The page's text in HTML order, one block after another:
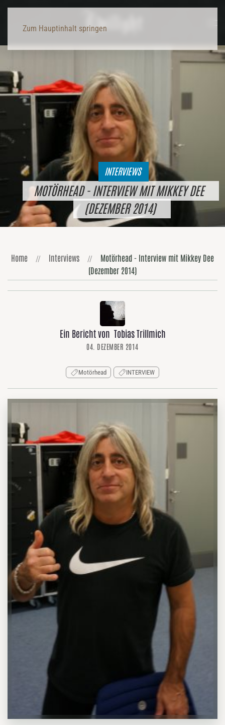
Zum Hauptinhalt springen
INTERVIEWS
MOTÖRHEAD - INTERVIEW MIT MIKKEY DEE
(DEZEMBER 2014)
Home Interviews
Motörhead - Interview mit Mikkey Dee
(Dezember 2014)
Ein Bericht von Tobias Trillmich
04. DEZEMBER 2014
Motörhead INTERVIEW